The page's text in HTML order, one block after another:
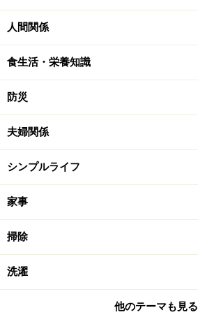
人間関係
食生活・栄養知識
防災
夫婦関係
シンプルライフ
家事
掃除
洗濯
他のテーマも見る